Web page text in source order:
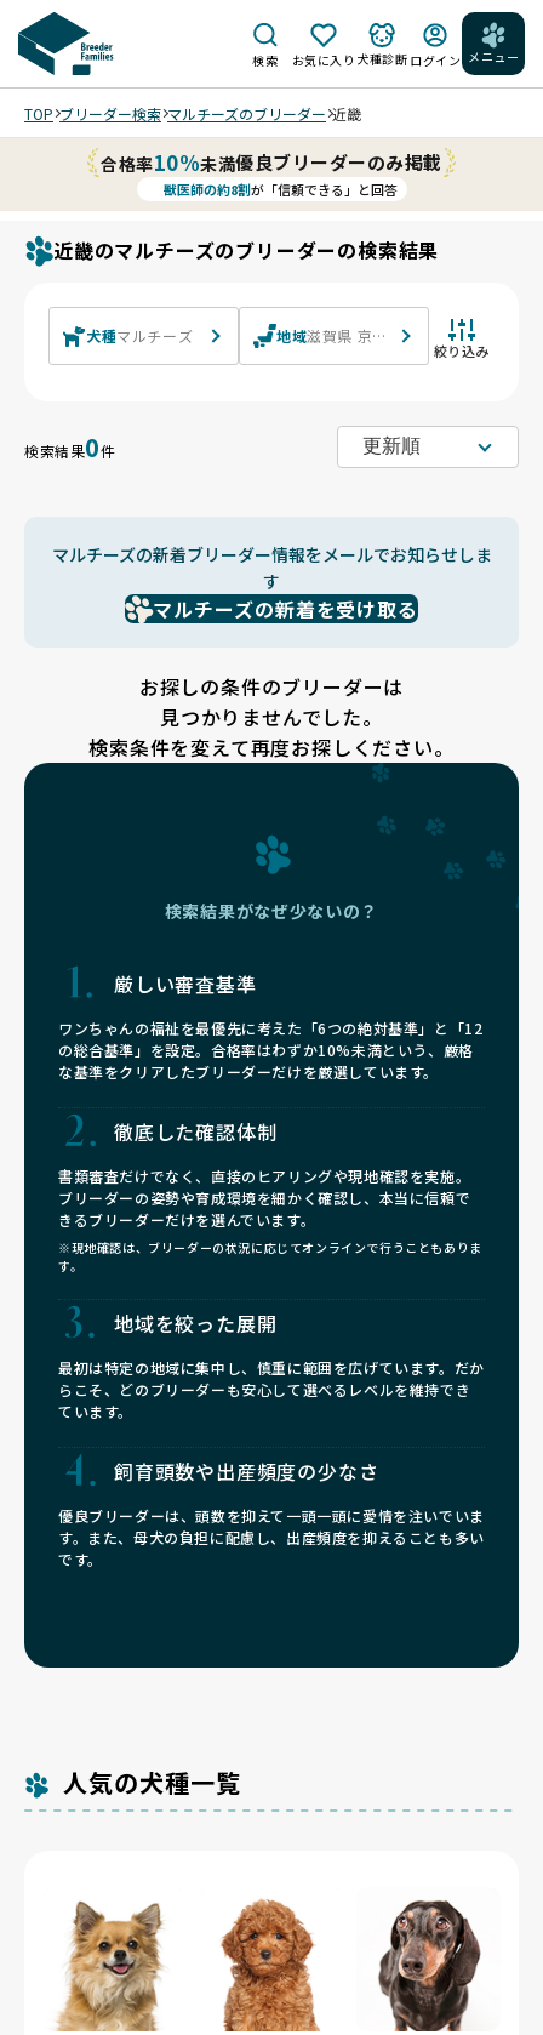
検索 お気に入り 犬種診断 ログイン メニュー
TOP ブリーダー検索 マルチーズのブリーダー 近畿
合格率10%未満優良ブリーダーのみ掲載
獣医師の約8割が「信頼できる」と回答
近畿のマルチーズのブリーダーの検索結果
犬種マルチーズ 地域滋賀県 京都府 大阪府 兵庫県 奈良
絞り込み
検索結果0件
マルチーズの新着ブリーダー情報をメールでお知らせしま
す
マルチーズの新着を受け取る
お探しの条件のブリーダーは
見つかりませんでした。
検索条件を変えて再度お探しください。
検索結果がなぜ少ないの？
厳しい審査基準
ワンちゃんの福祉を最優先に考えた「6つの絶対基準」と「12
の総合基準」を設定。合格率はわずか10%未満という、厳格
な基準をクリアしたブリーダーだけを厳選しています。
徹底した確認体制
書類審査だけでなく、直接のヒアリングや現地確認を実施。
ブリーダーの姿勢や育成環境を細かく確認し、本当に信頼で
きるブリーダーだけを選んでいます。
※現地確認は、ブリーダーの状況に応じてオンラインで行うこともありま
す。
地域を絞った展開
最初は特定の地域に集中し、慎重に範囲を広げています。だか
らこそ、どのブリーダーも安心して選べるレベルを維持でき
ています。
飼育頭数や出産頻度の少なさ
優良ブリーダーは、頭数を抑えて一頭一頭に愛情を注いでいま
す。また、母犬の負担に配慮し、出産頻度を抑えることも多い
です。
人気の犬種一覧